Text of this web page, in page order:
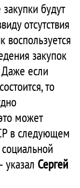
будут
отсутствия
воспользуется
закупок
Даже если
то
может
в следующем
указал Сергей